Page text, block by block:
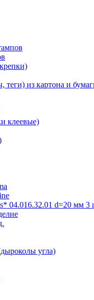
из картона и
клеевые)
04.016.32.01 d=20 мм 3
угла)